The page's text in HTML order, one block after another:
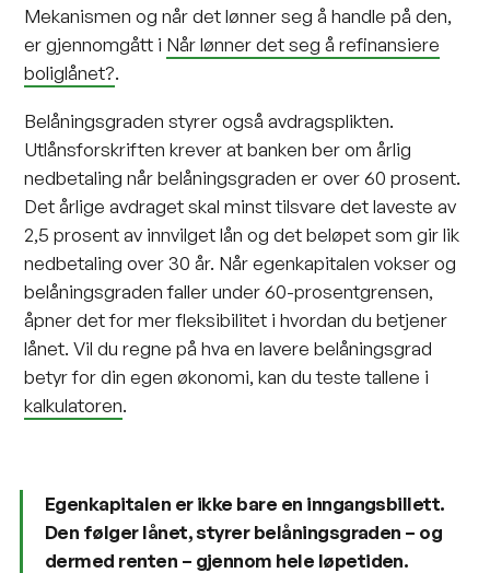
Mekanismen og når det lønner seg å handle på den,
er gjennomgått i Når lønner det seg å refinansiere
boliglånet?.
Belåningsgraden styrer også avdragsplikten.
Utlånsforskriften krever at banken ber om årlig
nedbetaling når belåningsgraden er over 60 prosent.
Det årlige avdraget skal minst tilsvare det laveste av
2,5 prosent av innvilget lån og det beløpet som gir lik
nedbetaling over 30 år. Når egenkapitalen vokser og
belåningsgraden faller under 60-prosentgrensen,
åpner det for mer fleksibilitet i hvordan du betjener
lånet. Vil du regne på hva en lavere belåningsgrad
betyr for din egen økonomi, kan du teste tallene i
kalkulatoren.
Egenkapitalen er ikke bare en inngangsbillett.
Den følger lånet, styrer belåningsgraden – og
dermed renten – gjennom hele løpetiden.